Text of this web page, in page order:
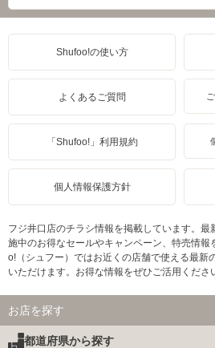
Shufoo!の使い方
よくあるご質問
「Shufoo!」利用規約
個人情報保護方針
フジ井口店のチラシ情報を掲載しています。
施中のお得なセールやキャンペーン、特売情
o!（シュフー）ではお近くの店舗で使える最新
いただけます。お得な情報をぜひご活用くださ
お店を探す
都道府県から探す